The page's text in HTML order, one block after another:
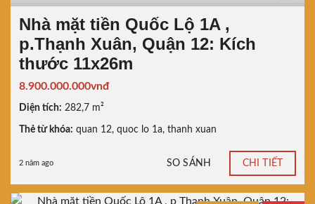
Nhà mặt tiền Quốc Lộ 1A ,
p.Thạnh Xuân, Quận 12: Kích
thước 11x26m
8.900.000.000vnđ
Diện tích: 282,7 m²
Thẻ từ khóa: quan 12, quoc lo 1a, thanh xuan
2 năm ago SO SÁNH CHI TIẾT